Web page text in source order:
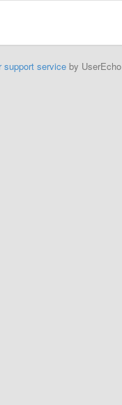
support serviceby UserEcho